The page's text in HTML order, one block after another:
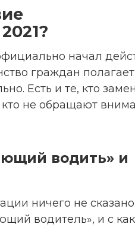
начал
граждан
Есть и те, кто
кто не обращают
водить» и
ничего не
водитель», и с